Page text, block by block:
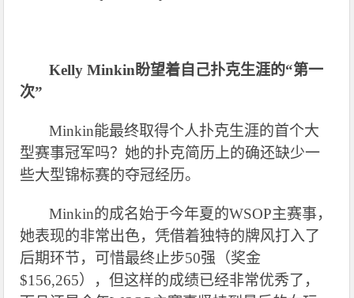
Kelly Minkin盼望着自己扑克生涯的“第一
次”
Minkin能最终取得个人扑克生涯的首个大
型赛事冠军吗？她的扑克简历上的确还缺少一
些大型锦标赛的夺冠经历。
Minkin的成名始于今年夏的WSOP主赛事，
她表现的非常出色，凭借着独特的牌风打入了
后期环节，可惜最终止步50强（奖金
$156,265），但这样的成绩已经非常优秀了，